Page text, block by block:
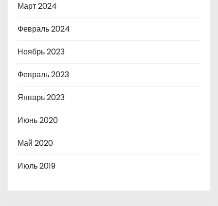
Март 2024
Февраль 2024
Ноябрь 2023
Февраль 2023
Январь 2023
Июнь 2020
Май 2020
Июль 2019